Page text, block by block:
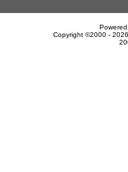
Copyright ©2000 -